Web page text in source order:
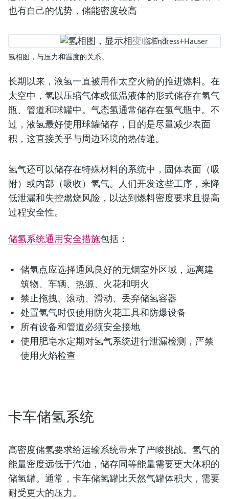
也有自己的优势，储能密度较高
©Endress+Hauser
氢相图，与压力和温度的关系。
长期以来，液氢一直被用作太空火箭的推进燃料。在
太空中，氢以压缩气体或低温液体的形式储存在氢气
瓶、管道和球罐中。气态氢通常储存在氢气瓶中。不
过，液氢最好使用球罐储存，目的是尽量减少表面
积，这直接关乎与周边环境的热传递。
氢气还可以储存在特殊材料的系统中，固体表面（吸
附）或内部（吸收）氢气。人们开发这些工序，来降
低泄漏和失控燃烧风险，以达到燃料密度要求且提高
过程安全性。
储氢系统通用安全措施包括：
储氢点应选择通风良好的无烟室外区域，远离建
筑物、车辆、热源、火花和明火
禁止拖拽、滚动、滑动、丢弃储氢容器
处置氢气时仅使用防火花工具和防爆设备
所有设备和管道必须安全接地
使用肥皂水定期对氢气系统进行泄漏检测，严禁
使用火焰检查
卡车储氢系统
高密度储氢要求给运输系统带来了严峻挑战。氢气的
能量密度远低于汽油，储存同等能量需要更大体积的
储氢罐。通常，卡车储氢罐比天然气罐体积大，需要
耐受更大的压力。